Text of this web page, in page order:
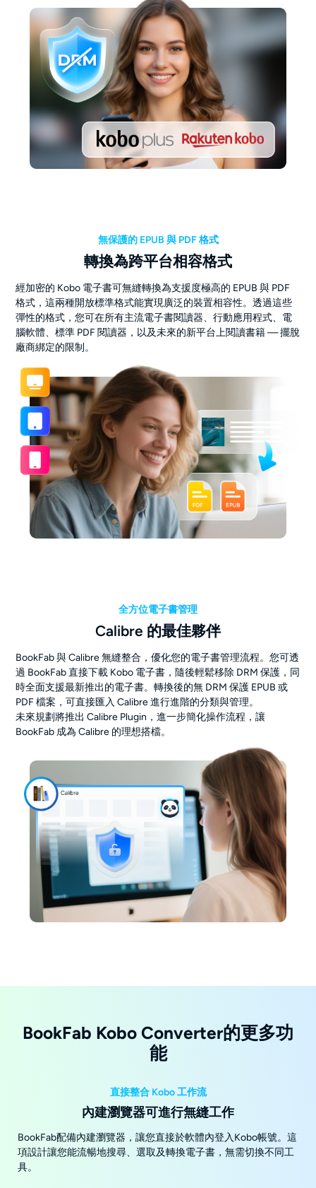
無保護的 EPUB 與 PDF 格式
轉換為跨平台相容格式
經加密的 Kobo 電子書可無縫轉換為支援度極高的 EPUB 與 PDF
格式，這兩種開放標準格式能實現廣泛的裝置相容性。透過這些
彈性的格式，您可在所有主流電子書閱讀器、行動應用程式、電
腦軟體、標準 PDF 閱讀器，以及未來的新平台上閱讀書籍 — 擺脫
廠商綁定的限制。
全方位電子書管理
Calibre 的最佳夥伴
BookFab 與 Calibre 無縫整合，優化您的電子書管理流程。您可透
過 BookFab 直接下載 Kobo 電子書，隨後輕鬆移除 DRM 保護，同
時全面支援最新推出的電子書。轉換後的無 DRM 保護 EPUB 或
PDF 檔案，可直接匯入 Calibre 進行進階的分類與管理。
未來規劃將推出 Calibre Plugin，進一步簡化操作流程，讓
BookFab 成為 Calibre 的理想搭檔。
BookFab Kobo Converter的更多功
能
直接整合 Kobo 工作流
內建瀏覽器可進行無縫工作
BookFab配備內建瀏覽器，讓您直接於軟體內登入Kobo帳號。這
項設計讓您能流暢地搜尋、選取及轉換電子書，無需切換不同工
具。